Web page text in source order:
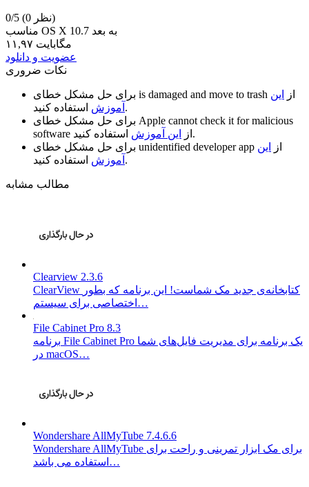
0/5
(0 نظر)
مناسب OS X 10.7 به بعد
۱۱,۹۷ مگابایت
عضویت و دانلود
نکات ضروری
is damaged and move to trash از
این
آموزش استفاده کنید.
Apple cannot check it for malicious
software
از این آموزش
استفاده کنید.
unidentified developer app از
این
آموزش استفاده کنید.
مطالب مشابه
Clearview 2.3.6
ClearView کتابخانه‌ی جدید مک شماست! این برنامه که بطور
اختصاصی برای سیستم…
File Cabinet Pro 8.3
برنامه File Cabinet Pro یک برنامه برای مدیریت فایل‌های شما
در macOS…
Wondershare AllMyTube 7.4.6.6
Wondershare AllMyTube برای مک ابزار تمرینی و راحت برای
استفاده می باشد…